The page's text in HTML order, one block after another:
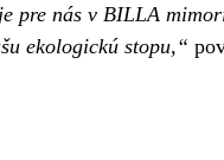
nás v BILLA
ekologickú stopu,“